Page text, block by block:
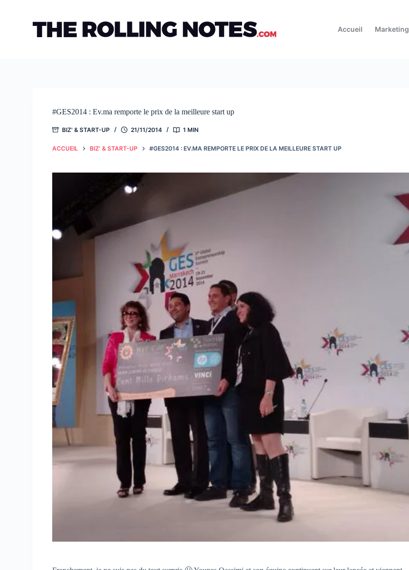
Accueil
Marketing
#GES2014 : Ev.ma remporte le prix de la meilleure start up
BIZ' & START-UP 21/11/2014 1 MIN
ACCUEIL BIZ' & START-UP #GES2014 : EV.MA REMPORTE LE PRIX DE LA MEILLEURE START UP